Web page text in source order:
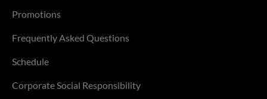
Promotions
Frequently Asked Questions
Schedule
Corporate Social Responsibility